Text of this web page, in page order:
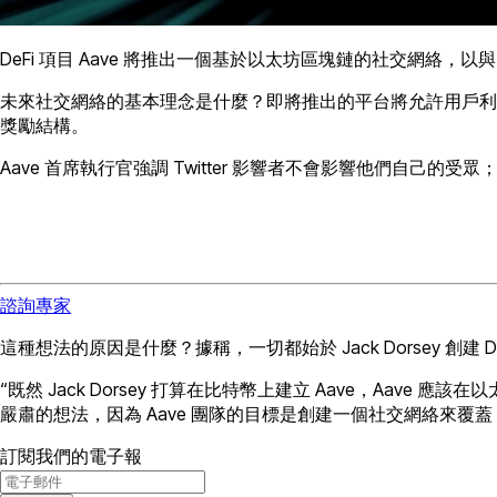
DeFi 項目 Aave 將推出一個基於以太坊區塊鏈的社交網絡，以
未來社交網絡的基本理念是什麼？即將推出的平台將允許用戶
獎勵結構。
Aave 首席執行官強調 Twitter 影響者不會影響他們自己的受眾
諮詢專家
這種想法的原因是什麼？據稱，一切都始於 Jack Dorsey 創建
“既然 Jack Dorsey 打算在比特幣上建立 Aave，Aave 應該在
嚴肅的想法，因為 Aave 團隊的目標是創建一個社交網絡來覆
訂閱我們的電子報